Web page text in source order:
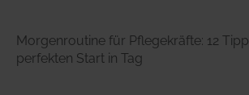
Morgenroutine für Pflegekräfte: 12
perfekten Start in Tag